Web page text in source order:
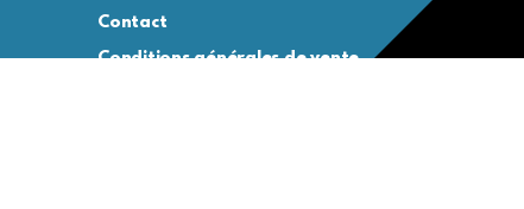
Contact
Conditions générales de vente